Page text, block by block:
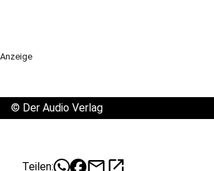
Anzeige
© Der Audio Verlag
Teilen: